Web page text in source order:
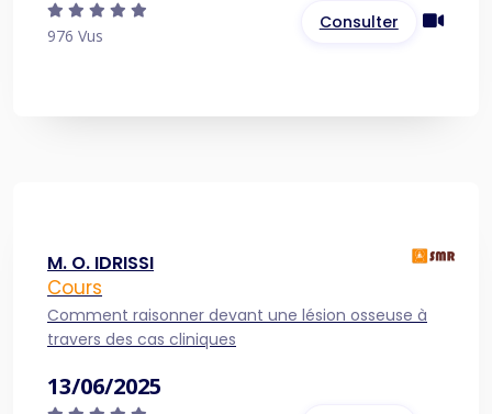
976 Vus
Consulter
M. O. IDRISSI
Cours
Comment raisonner devant une lésion osseuse à
travers des cas cliniques
13/06/2025